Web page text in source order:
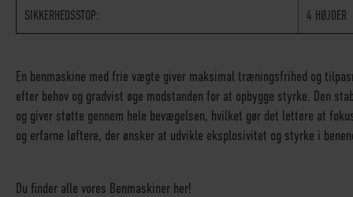
SIKKERHEDSSTOP: 4 HØJDER
En benmaskine med frie vægte giver maksimal træningsfrihed og
efter behov og gradvist øge modstanden for at opbygge styrke. Den
og giver støtte gennem hele bevægelsen, hvilket gør det lettere at
og erfarne løftere, der ønsker at udvikle eksplosivitet og styrke i
Du finder alle vores Benmaskiner her!